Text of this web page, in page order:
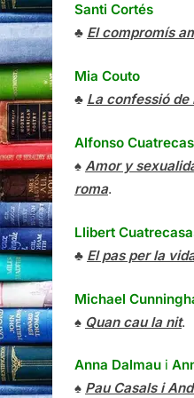
Santi Cortés
♣ El compromís
Mia Couto
♣ La confessió de
Alfonso
♠ Amor y
roma.
Llibert
♣ El pas per la
Michael
♠ Quan cau la nit.
Anna Dalmau i
♠ Pau Casals i